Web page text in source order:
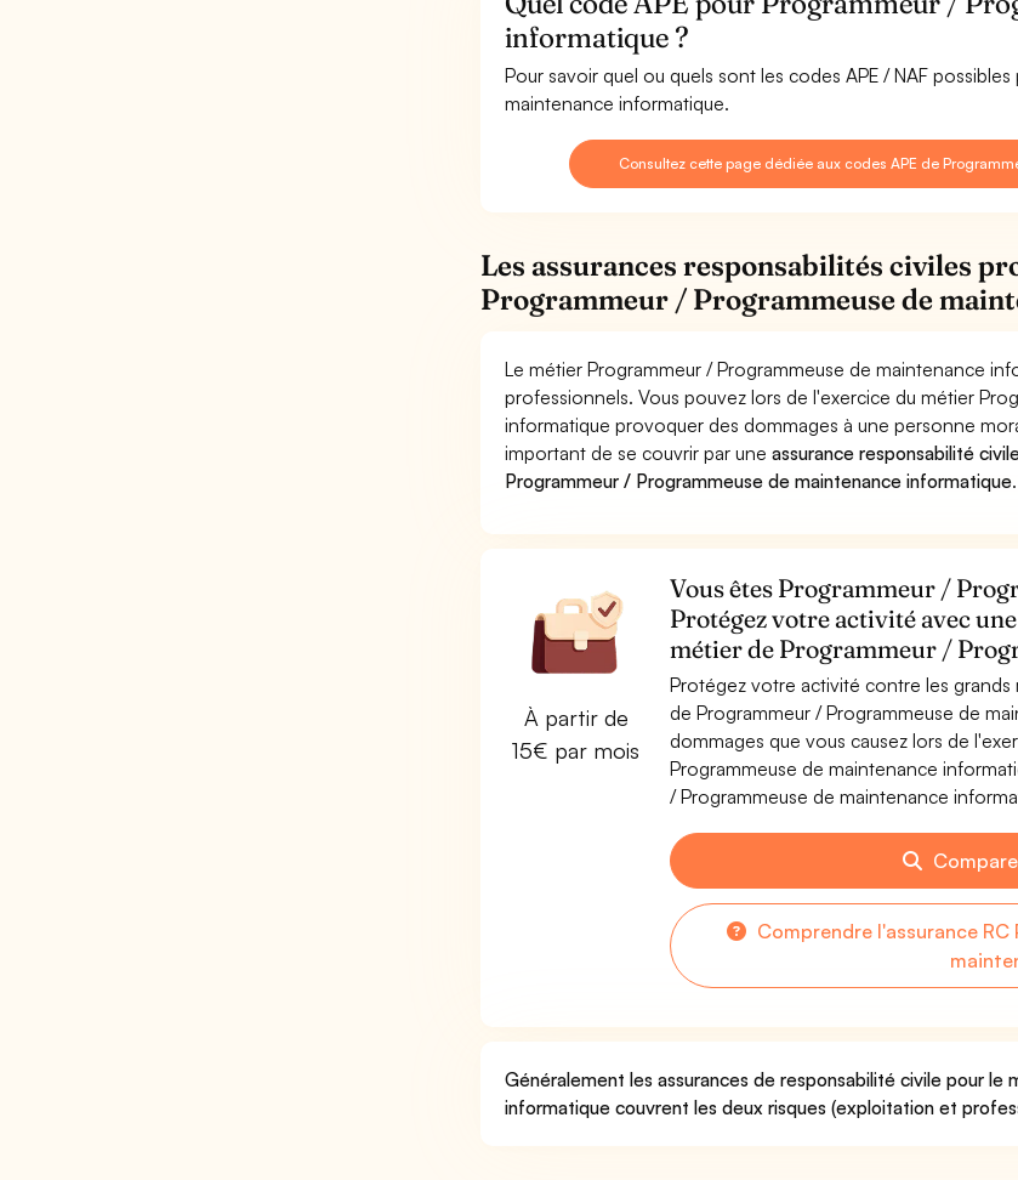
informatique ?
Pour savoir quel ou quels sont les codes APE / NAF
maintenance informatique.
Consultez cette page dédiée aux codes APE de
Les assurances responsabilités civiles
Programmeur / Programmeuse de
Le métier Programmeur / Programmeuse de maintenance
professionnels. Vous pouvez lors de l'exercice du métier
informatique provoquer des dommages à une personne
important de se couvrir par uneassurance responsabilité
Programmeur / Programmeuse de maintenance informatique.
À partir de
15€ par mois
Vous êtes Programmeur /
Protégez votre activité avec
métier de Programmeur /
Protégez votre activité contre les
de Programmeur / Programmeuse de
dommages que vous causez lors de
Programmeuse de maintenance
/ Programmeuse de maintenance
Comprendre l'assurance
Généralement les assurances de responsabilité civile pour
informatique couvrent les deux risques (exploitation et